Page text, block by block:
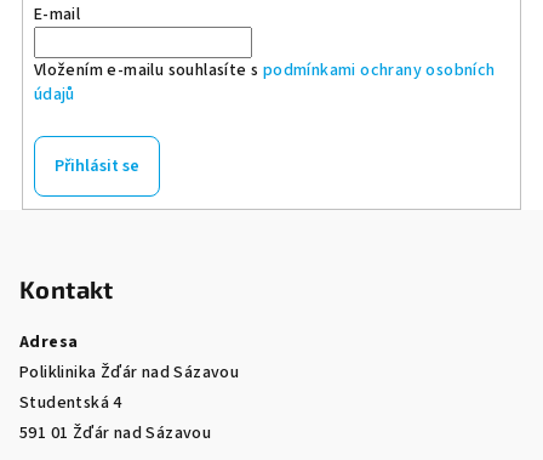
E-mail
Vložením e-mailu souhlasíte s podmínkami ochrany osobních
údajů
Přihlásit se
Kontakt
Adresa
Poliklinika Žďár nad Sázavou
Studentská 4
591 01 Žďár nad Sázavou